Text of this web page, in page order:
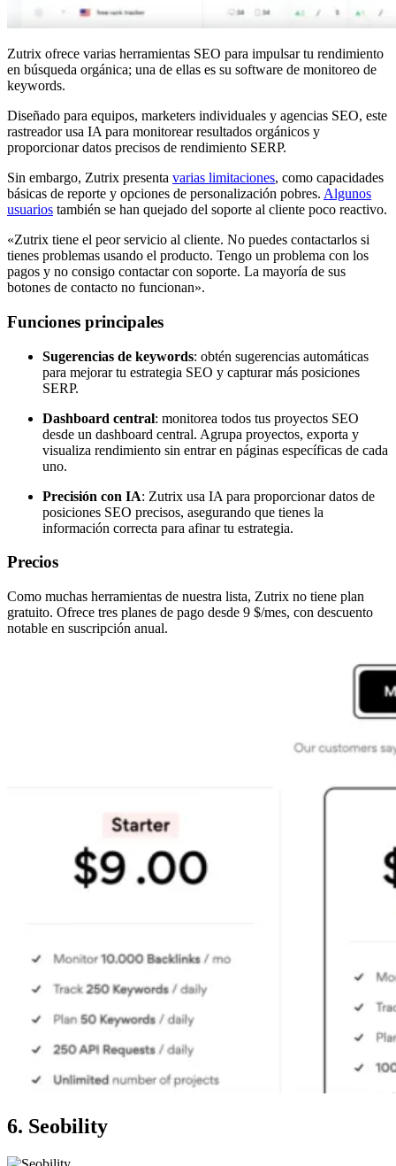
Zutrix ofrece varias herramientas SEO para impulsar tu rendimiento
en búsqueda orgánica; una de ellas es su software de monitoreo de
keywords.
Diseñado para equipos, marketers individuales y agencias SEO, este
rastreador usa IA para monitorear resultados orgánicos y
proporcionar datos precisos de rendimiento SERP.
Sin embargo, Zutrix presenta varias limitaciones, como capacidades
básicas de reporte y opciones de personalización pobres. Algunos
usuarios también se han quejado del soporte al cliente poco reactivo.
«Zutrix tiene el peor servicio al cliente. No puedes contactarlos si
tienes problemas usando el producto. Tengo un problema con los
pagos y no consigo contactar con soporte. La mayoría de sus
botones de contacto no funcionan».
Funciones principales
Sugerencias de keywords: obtén sugerencias automáticas
para mejorar tu estrategia SEO y capturar más posiciones
SERP.
Dashboard central: monitorea todos tus proyectos SEO
desde un dashboard central. Agrupa proyectos, exporta y
visualiza rendimiento sin entrar en páginas específicas de cada
uno.
Precisión con IA: Zutrix usa IA para proporcionar datos de
posiciones SEO precisos, asegurando que tienes la
información correcta para afinar tu estrategia.
Precios
Como muchas herramientas de nuestra lista, Zutrix no tiene plan
gratuito. Ofrece tres planes de pago desde 9 $/mes, con descuento
notable en suscripción anual.
6. Seobility